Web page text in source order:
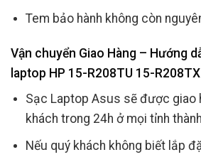
Tem bảo hành không còn
Vận chuyển Giao Hàng – Hướng
laptop HP 15-R208TU 15-
Sạc Laptop Asus sẽ được giao
khách trong 24h ở mọi tỉnh thành
Nếu quý khách không biết lắp